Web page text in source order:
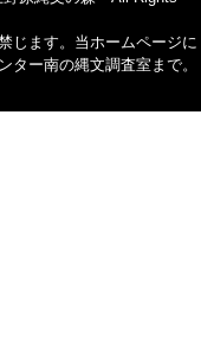
じます。当ホームページに
ター南の縄文調査室まで。